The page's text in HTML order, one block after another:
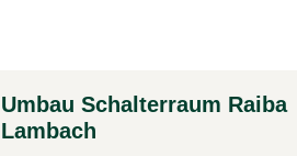
Umbau Schalterraum Raiba
Lambach